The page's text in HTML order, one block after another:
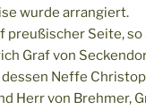
wurde arrangiert.
preußischer Seite, so
Graf von
Neffe
Herr von Brehmer,